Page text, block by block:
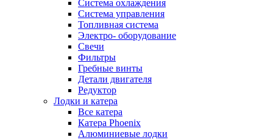
Система охлаждения
Система управления
Топливная система
Электро- оборудование
Свечи
Фильтры
Гребные винты
Детали двигателя
Редуктор
Лодки и катера
Все катера
Катера Phoenix
Алюминиевые лодки